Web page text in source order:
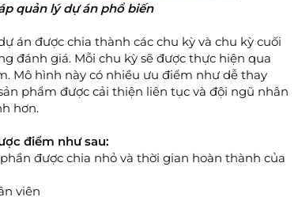
quản lý dự án phổ biến
án được chia thành các chu kỳ và chu kỳ cuối
đánh giá. Mỗi chu kỳ sẽ được thực hiện qua
Mô hình này có nhiều ưu điểm như dễ thay
phẩm được cải thiện liên tục và đội ngũ nhân
hơn.
điểm như sau:
được chia nhỏ và thời gian hoàn thành của
viên